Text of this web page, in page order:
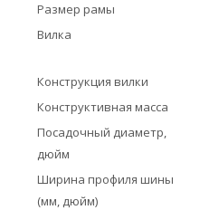
Размер рамы
Вилка
Конструкция вилки
Конструктивная масса
Посадочный диаметр,
дюйм
Ширина профиля шины
(мм, дюйм)